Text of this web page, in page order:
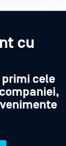
cu
cele